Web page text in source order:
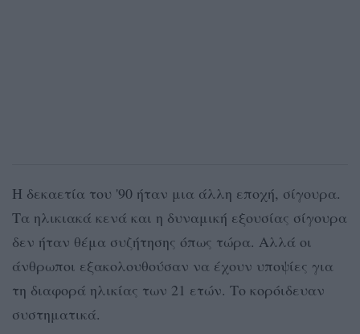
Η δεκαετία του '90 ήταν μια άλλη εποχή, σίγουρα.
Τα ηλικιακά κενά και η δυναμική εξουσίας σίγουρα
δεν ήταν θέμα συζήτησης όπως τώρα. Αλλά οι
άνθρωποι εξακολουθούσαν να έχουν υποψίες για
τη διαφορά ηλικίας των 21 ετών. Το κορόιδευαν
συστηματικά.